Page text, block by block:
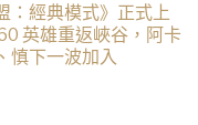
：經典模式》正式上
英雄重返峽谷，阿卡
慎下一波加入